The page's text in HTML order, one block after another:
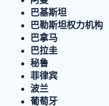
巴基斯坦
巴勒斯坦权力机构
巴拿马
巴拉圭
秘鲁
菲律宾
波兰
葡萄牙